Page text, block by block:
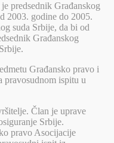
predsednik Građanskog
2003. godine do 2005.
suda Srbije, da bi od
Građanskog
Građansko pravo i
pravosudnom ispitu u
Član je uprave
Srbije.
pravo Asocijacije